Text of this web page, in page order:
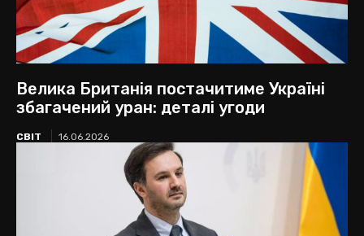
Велика Британія постачитиме Україні
збагачений уран: деталі угоди
СВІТ 16.06.2026